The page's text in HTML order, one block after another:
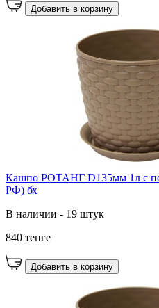
Добавить в корзину
Кашпо РОТАНГ D135мм 1л с
РФ) бх
В наличии - 19 штук
840 тенге
Добавить в корзину